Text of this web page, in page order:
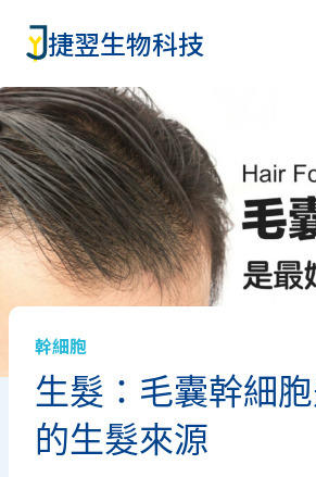
content
捷翌生物科技
幹細胞
生髮：毛囊幹細
的生髮來源